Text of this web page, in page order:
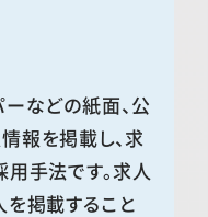
などの紙面、公
報を掲載し、求
手法です。求人
を掲載すること